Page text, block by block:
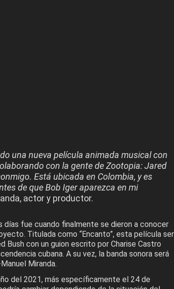
una nueva película animada musical con
con la gente de Zootopia: Jared
Está ubicada en Colombia, y es
de que Bob Iger aparezca en mi
actor y productor.
días fue cuando finalmente se dieron a conocer
Titulada como “Encanto”, esta película
Bush con un guion escrito por Charise Castro
cubana. A su vez, la banda sonora será
Miranda.
del 2021, más específicamente el 24 de